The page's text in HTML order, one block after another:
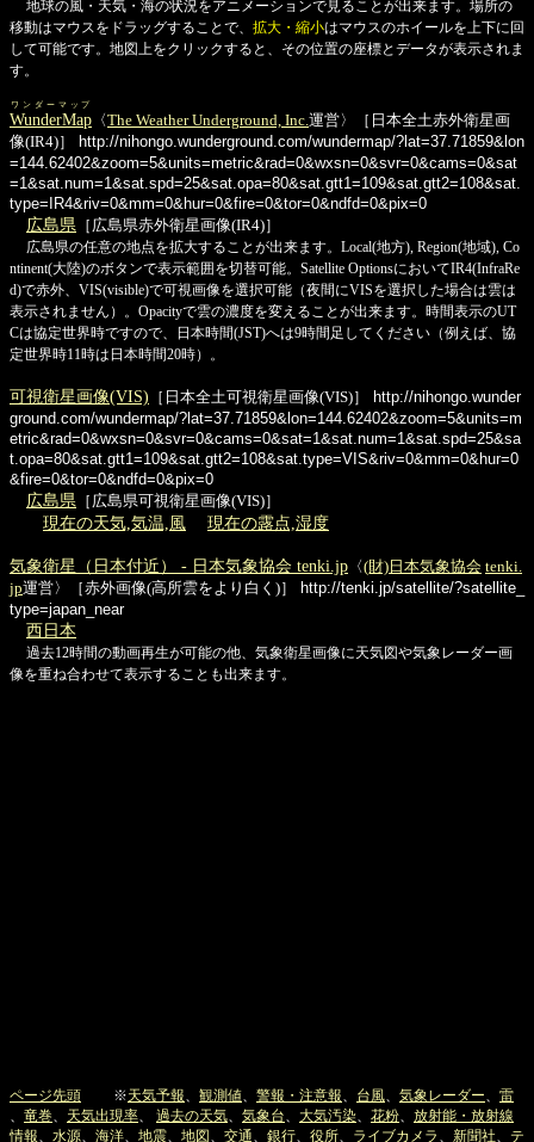
地球の風・天気・海の状況をアニメーションで見ることが出来ます。場所の
移動はマウスをドラッグすることで、 拡大・縮小はマウスのホイールを上下に回
して可能です。地図上をクリックすると、その位置の座標とデータが表示されま
す。
WunderMap
ワンダーマップ
〈The Weather Underground, Inc. 運営〉［日本全土赤外衛星画
像(IR4)］
http://nihongo.wunderground.com/wundermap/?lat=37.71859&lon
=144.62402&zoom=5&units=metric&rad=0&wxsn=0&svr=0&cams=0&sat
=1&sat.num=1&sat.spd=25&sat.opa=80&sat.gtt1=109&sat.gtt2=108&sat.
type=IR4&riv=0&mm=0&hur=0&fire=0&tor=0&ndfd=0&pix=0
広島県 ［広島県赤外衛星画像(IR4)］
広島県の任意の地点を拡大することが出来ます。Local(地方), Region(地域), Co
ntinent(大陸)のボタンで表示範囲を切替可能。Satellite OptionsにおいてIR4(InfraRe
d)で赤外、VIS(visible)で可視画像を選択可能（夜間にVISを選択した場合は雲は
表示されません）。Opacityで雲の濃度を変えることが出来ます。時間表示のUT
Cは協定世界時ですので、日本時間(JST)へは9時間足してください（例えば、協
定世界時11時は日本時間20時）。
可視衛星画像(VIS) ［日本全土可視衛星画像(VIS)］
http://nihongo.wunder
ground.com/wundermap/?lat=37.71859&lon=144.62402&zoom=5&units=m
etric&rad=0&wxsn=0&svr=0&cams=0&sat=1&sat.num=1&sat.spd=25&sa
t.opa=80&sat.gtt1=109&sat.gtt2=108&sat.type=VIS&riv=0&mm=0&hur=0
&fire=0&tor=0&ndfd=0&pix=0
広島県 ［広島県可視衛星画像(VIS)］
現在の天気,気温,風 現在の露点,湿度
気象衛星（日本付近） - 日本気象協会 tenki.jp 〈(財)日本気象協会 tenki.
jp運営〉［赤外画像(高所雲をより白く)］
http://tenki.jp/satellite/?satellite_
type=japan_near
西日本
過去12時間の動画再生が可能の他、気象衛星画像に天気図や気象レーダー画
像を重ね合わせて表示することも出来ます。
ページ先頭 ※天気予報 観測値 警報・注意報 台風 気象レーダー
雷
竜巻 天気出現率 過去の天気 気象台 大気汚染 花粉
放射能・放射線
情報
水源 海洋 地震 地図 交通 銀行 役所 ライブカメラ 新聞社 テ